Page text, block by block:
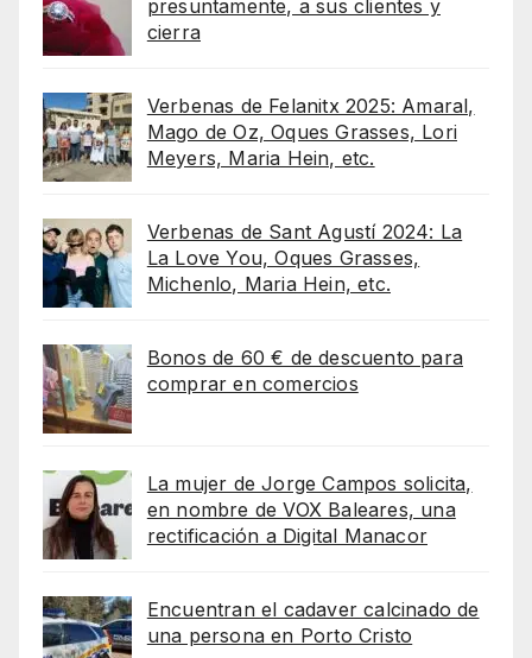
presuntamente, a sus clientes y
cierra
Verbenas de Felanitx 2025: Amaral,
Mago de Oz, Oques Grasses, Lori
Meyers, Maria Hein, etc.
Verbenas de Sant Agustí 2024: La
La Love You, Oques Grasses,
Michenlo, Maria Hein, etc.
Bonos de 60 € de descuento para
comprar en comercios
La mujer de Jorge Campos solicita,
en nombre de VOX Baleares, una
rectificación a Digital Manacor
Encuentran el cadaver calcinado de
una persona en Porto Cristo